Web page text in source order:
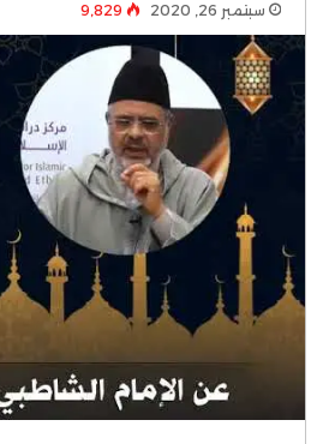
سبتمبر 26, 2020 9٬829